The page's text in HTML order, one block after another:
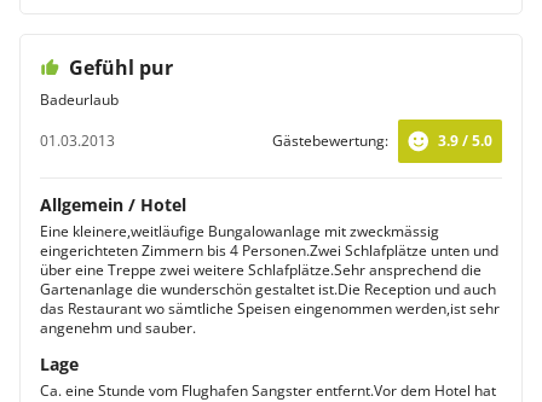
Gefühl pur
Badeurlaub
01.03.2013
Gästebewertung: 3.9 / 5.0
Allgemein / Hotel
Eine kleinere,weitläufige Bungalowanlage mit zweckmässig
eingerichteten Zimmern bis 4 Personen.Zwei Schlafplätze unten und
über eine Treppe zwei weitere Schlafplätze.Sehr ansprechend die
Gartenanlage die wunderschön gestaltet ist.Die Reception und auch
das Restaurant wo sämtliche Speisen eingenommen werden,ist sehr
angenehm und sauber.
Lage
Ca. eine Stunde vom Flughafen Sangster entfernt.Vor dem Hotel hat